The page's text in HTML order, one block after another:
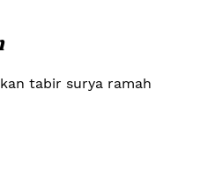
tabir surya ramah